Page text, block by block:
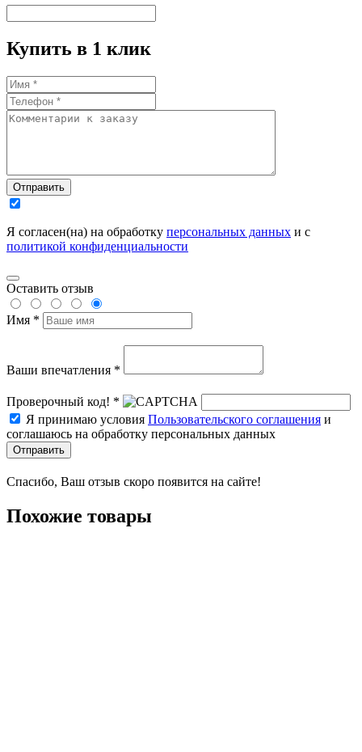
Купить в 1 клик
Отправить
Я согласен(на) на обработку персональных данных и с
политикой конфиденциальности
Оставить отзыв
Имя *
Ваши впечатления *
Проверочный код! *
Я принимаю условия Пользовательского соглашения и
соглашаюсь на обработку персональных данных
Отправить
Спасибо, Ваш отзыв скоро появится на сайте!
Похожие товары